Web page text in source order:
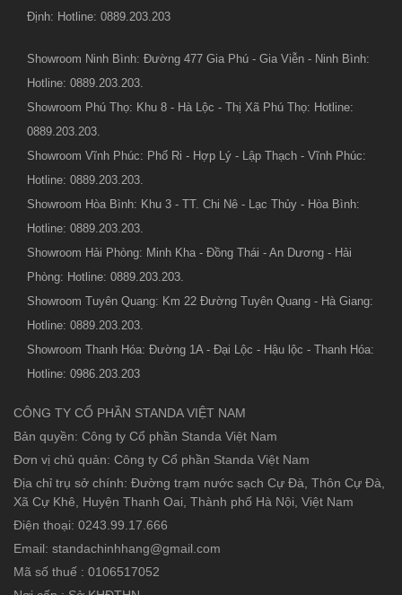
Định: Hotline: 0889.203.203
Showroom Ninh Bình: Đường 477 Gia Phú - Gia Viễn - Ninh Bình:
Hotline: 0889.203.203.
Showroom Phú Thọ: Khu 8 - Hà Lộc - Thị Xã Phú Thọ: Hotline:
0889.203.203.
Showroom Vĩnh Phúc: Phố Ri - Hợp Lý - Lập Thạch - Vĩnh Phúc:
Hotline: 0889.203.203.
Showroom Hòa Bình: Khu 3 - TT. Chi Nê - Lạc Thủy - Hòa Bình:
Hotline: 0889.203.203.
Showroom Hải Phòng: Minh Kha - Đồng Thái - An Dương - Hải
Phòng: Hotline: 0889.203.203.
Showroom Tuyên Quang: Km 22 Đường Tuyên Quang - Hà Giang:
Hotline: 0889.203.203.
Showroom Thanh Hóa: Đường 1A - Đại Lộc - Hậu lộc - Thanh Hóa:
Hotline: 0986.203.203
CÔNG TY CỔ PHẦN STANDA VIỆT NAM
Bản quyền: Công ty Cổ phần Standa Việt Nam
Đơn vị chủ quản: Công ty Cổ phần Standa Việt Nam
Địa chỉ trụ sở chính: Đường trạm nước sạch Cự Đà, Thôn Cự Đà,
Xã Cự Khê, Huyện Thanh Oai, Thành phố Hà Nội, Việt Nam
Điện thoại: 0243.99.17.666
Email: standachinhhang@gmail.com
Mã số thuế : 0106517052